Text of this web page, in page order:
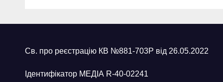
Св. про реєстрацію КВ №881-703Р від 26.05.2022
Ідентифікатор МЕДІА R-40-02241